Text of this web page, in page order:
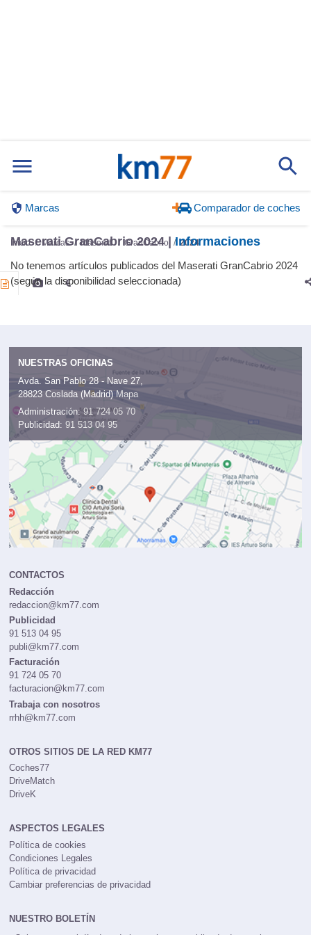
Marcas Comparador de coches
Inicio Marcas Maserati GranCabrio 2024
Maserati GranCabrio 2024 |Informaciones
No tenemos artículos publicados del Maserati GranCabrio 2024
(según la disponibilidad seleccionada)
NUESTRAS OFICINAS
Avda. San Pablo 28 - Nave 27,
28823 Coslada (Madrid) Mapa
Administración: 91 724 05 70
Publicidad: 91 513 04 95
CONTACTOS
Redacción
redaccion@km77.com
Publicidad
91 513 04 95
publi@km77.com
Facturación
91 724 05 70
facturacion@km77.com
Trabaja con nosotros
rrhh@km77.com
OTROS SITIOS DE LA RED KM77
Coches77
DriveMatch
DriveK
ASPECTOS LEGALES
Política de cookies
Condiciones Legales
Política de privacidad
Cambiar preferencias de privacidad
NUESTRO BOLETÍN